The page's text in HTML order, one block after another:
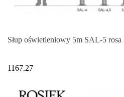
Słup oświetleniowy 5m SAL-5 rosa
1167.27